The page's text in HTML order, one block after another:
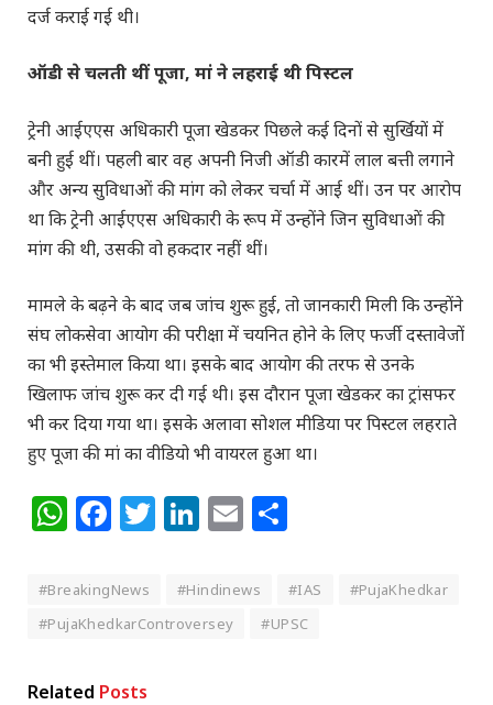
दर्ज कराई गई थी।
ऑडी से चलती थीं पूजा, मां ने लहराई थी पिस्टल
ट्रेनी आईएएस अधिकारी पूजा खेडकर पिछले कई दिनों से सुर्खियों में
बनी हुई थीं। पहली बार वह अपनी निजी ऑडी कारमें लाल बत्ती लगाने
और अन्य सुविधाओं की मांग को लेकर चर्चा में आई थीं। उन पर आरोप
था कि ट्रेनी आईएएस अधिकारी के रूप में उन्होंने जिन सुविधाओं की
मांग की थी, उसकी वो हकदार नहीं थीं।
मामले के बढ़ने के बाद जब जांच शुरू हुई, तो जानकारी मिली कि उन्होंने
संघ लोकसेवा आयोग की परीक्षा में चयनित होने के लिए फर्जी दस्तावेजों
का भी इस्तेमाल किया था। इसके बाद आयोग की तरफ से उनके
खिलाफ जांच शुरू कर दी गई थी। इस दौरान पूजा खेडकर का ट्रांसफर
भी कर दिया गया था। इसके अलावा सोशल मीडिया पर पिस्टल लहराते
हुए पूजा की मां का वीडियो भी वायरल हुआ था।
WhatsApp
Facebook
Twitter
LinkedIn
Email
#BreakingNews #Hindinews #IAS
#PujaKhedkar
#PujaKhedkarControversey
#UPSC
Related Posts